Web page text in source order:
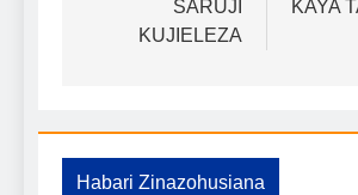
SARUJI
KUJIELEZA
KAYA
Habari Zinazohusiana